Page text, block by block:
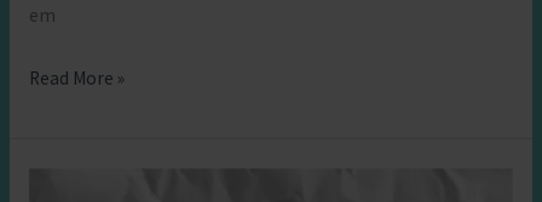
em
Crianças
Read More »